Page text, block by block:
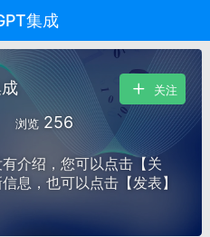
集成
浏览 256
关注
介绍，您可以点击【关
息，也可以点击【发表】